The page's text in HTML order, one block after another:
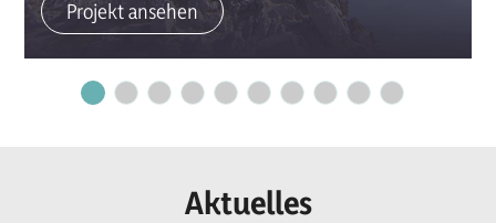
Projekt ansehen
Aktuelles